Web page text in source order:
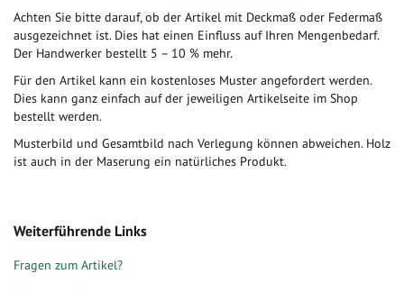
Achten Sie bitte darauf, ob der Artikel mit Deckmaß oder Federmaß
ausgezeichnet ist. Dies hat einen Einfluss auf Ihren Mengenbedarf.
Der Handwerker bestellt 5 – 10 % mehr.
Für den Artikel kann ein kostenloses Muster angefordert werden.
Dies kann ganz einfach auf der jeweiligen Artikelseite im Shop
bestellt werden.
Musterbild und Gesamtbild nach Verlegung können abweichen. Holz
ist auch in der Maserung ein natürliches Produkt.
Weiterführende Links
Fragen zum Artikel?